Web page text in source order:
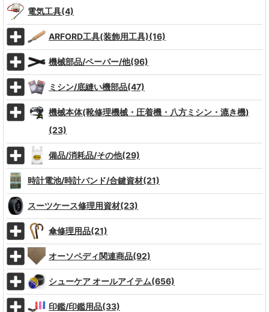
電気工具(4)
ARFORD工具(装飾用工具)(16)
機械部品/ペーパー/他(96)
ミシン/底縫い機部品(47)
機械本体(靴修理機械・圧着機・八方ミシン・漉き機)
(23)
備品/消耗品/その他(29)
時計電池/時計バンド/合鍵資材(21)
スーツケース修理用資材(23)
傘修理用品(21)
オーソペディ関連商品(92)
シューケア オールアイテム(656)
印鑑/印鑑用品(33)